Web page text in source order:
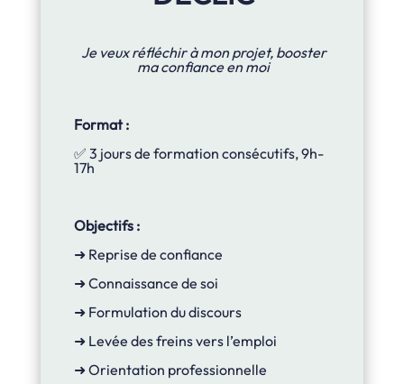
Je veux réfléchir à mon projet, booster
ma confiance en moi
Format :
✅ 3 jours de formation consécutifs, 9h-
17h
Objectifs :
➜ Reprise de confiance
➜ Connaissance de soi
➜ Formulation du discours
➜ Levée des freins vers l’emploi
➜ Orientation professionnelle